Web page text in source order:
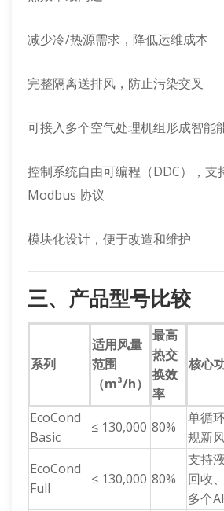
减少冷/热源需求，降低运维成本
完整隔离送排风，防止污染交叉
可接入多个空气处理机组形成智能
控制系统自由可编程（DDC），支
Modbus 协议
模块化设计，便于改造和维护
三、产品型号比较
系列
适用风量
范围
（m³/h）
最高
热交
换效
率
核心
EcoCond
Basic
≤ 130,000 80%
单循
规新
EcoCond
Full
≤ 130,000 80%
支持
回收
多个